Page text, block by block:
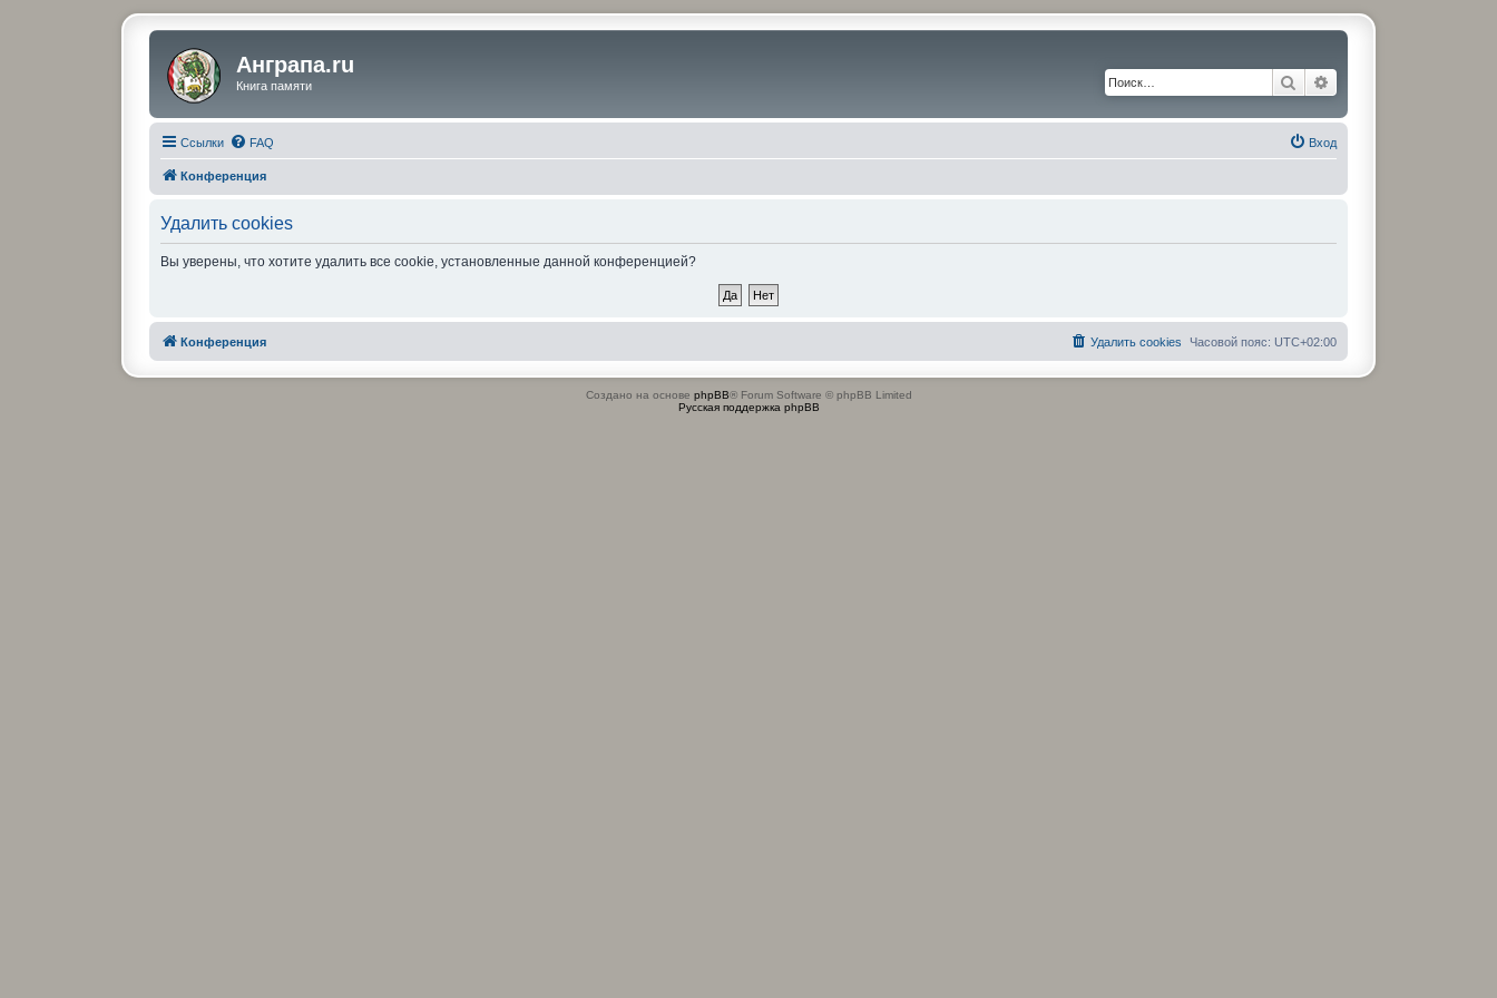
Анграпа.ru
Книга памяти Поиск
Ссылки FAQ Вход
Конференция
Удалить cookies
Вы уверены, что хотите удалить все cookie, установленные данной конференцией?
Конференция Часовой пояс: UTC+02:00
Удалить cookies
Создано на основе phpBB® Forum Software © phpBB Limited
Русская поддержка phpBB